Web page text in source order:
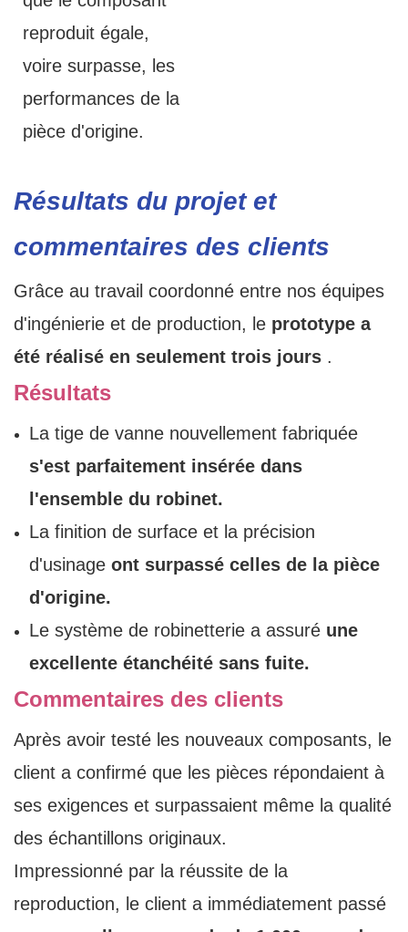
reproduit égale,
voire surpasse, les
performances de la
pièce d'origine.
Résultats du projet et
commentaires des clients
Grâce au travail coordonné entre nos équipes
d'ingénierie et de production, le prototype a
été réalisé en seulement trois jours .
Résultats
La tige de vanne nouvellement fabriquée
s'est parfaitement insérée dans
l'ensemble du robinet.
La finition de surface et la précision
d'usinage ont surpassé celles de la pièce
d'origine.
Le système de robinetterie a assuré une
excellente étanchéité sans fuite.
Commentaires des clients
Après avoir testé les nouveaux composants, le
client a confirmé que les pièces répondaient à
ses exigences et surpassaient même la qualité
des échantillons originaux.
Impressionné par la réussite de la
reproduction, le client a immédiatement passé